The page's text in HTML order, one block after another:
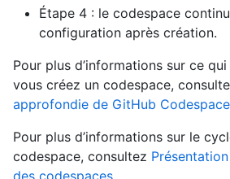
Étape 4 : le codespace
configuration après création.
Pour plus d’informations sur ce
vous créez un codespace,
approfondie de GitHub
Pour plus d’informations sur le
codespace, consultez